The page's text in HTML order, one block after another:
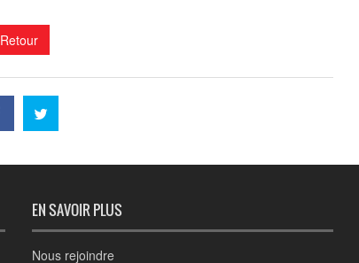
Retour
EN SAVOIR PLUS
Nous rejoindre